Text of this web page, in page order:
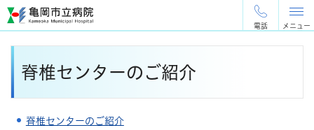
ペ
ー
メ
ニ
電話 メニュー
脊椎センターのご紹介
脊椎センターのご紹介